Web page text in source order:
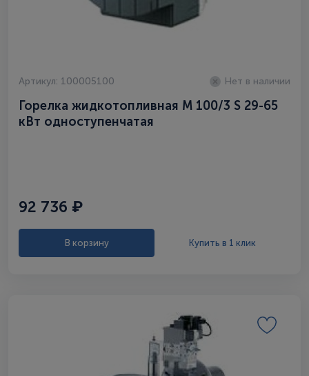
Артикул: 100005100 Нет в наличии
Горелка жидкотопливная M 100/3 S 29-65
кВт одноступенчатая
92 736 ₽
В корзину Купить в 1 клик